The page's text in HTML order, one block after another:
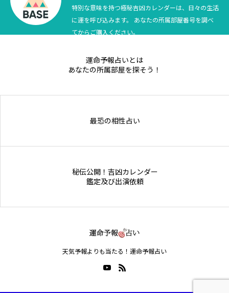
特別な意味を持つ極秘吉凶カレンダーは、日々の生活
に運を呼び込みます。 あなたの所属部屋番号を調べ
てからご購入ください。
運命予報占いとは
あなたの所属部屋を探そう！
最恐の相性占い
秘伝公開！吉凶カレンダー
鑑定及び出演依頼
天気予報よりも当たる！運命予報占い